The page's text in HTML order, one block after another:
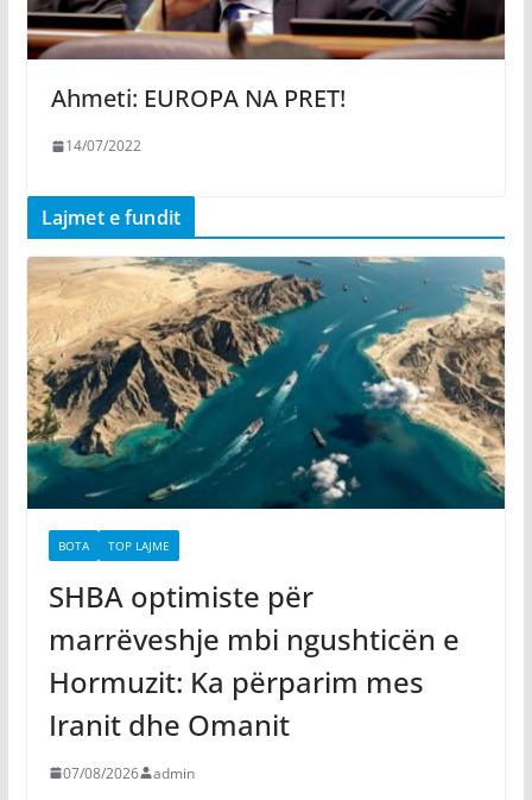
Ahmeti: EUROPA NA PRET!
14/07/2022
Lajmet e fundit
BOTA TOP LAJME
SHBA optimiste për
marrëveshje mbi ngushticën e
Hormuzit: Ka përparim mes
Iranit dhe Omanit
07/08/2026 admin